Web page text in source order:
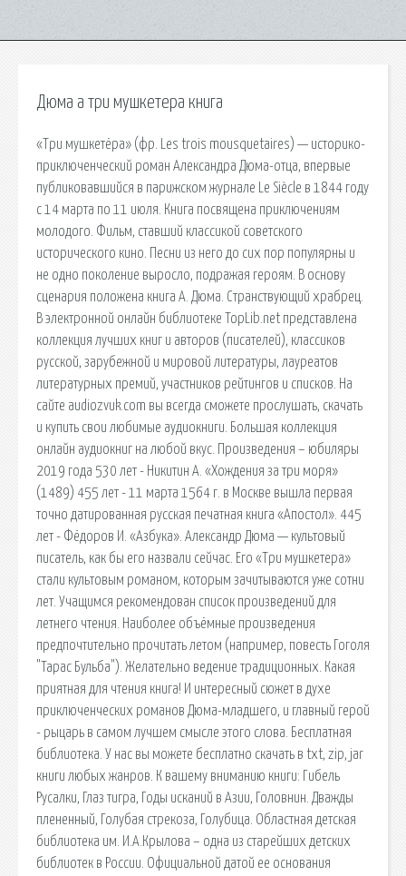
Дюма а три мушкетера книга
«Три мушкетёра» (фр. Les trois mousquetaires) — историко-
приключенческий роман Александра Дюма-отца, впервые
публиковавшийся в парижском журнале Le Siècle в 1844 году
с 14 марта по 11 июля. Книга посвящена приключениям
молодого. Фильм, ставший классикой советского
исторического кино. Песни из него до сих пор популярны и
не одно поколение выросло, подражая героям. В основу
сценария положена книга А. Дюма. Странствующий храбрец.
В электронной онлайн библиотеке TopLib.net представлена
коллекция лучших книг и авторов (писателей), классиков
русской, зарубежной и мировой литературы, лауреатов
литературных премий, участников рейтингов и списков. На
сайте audiozvuk.com вы всегда сможете прослушать, скачать
и купить свои любимые аудиокниги. Большая коллекция
онлайн аудиокниг на любой вкус. Произведения – юбиляры
2019 года 530 лет - Никитин А. «Хождения за три моря»
(1489) 455 лет - 11 марта 1564 г. в Москве вышла первая
точно датированная русская печатная книга «Апостол». 445
лет - Фёдоров И. «Азбука». Александр Дюма — культовый
писатель, как бы его назвали сейчас. Его «Три мушкетера»
стали культовым романом, которым зачитываются уже сотни
лет. Учащимся рекомендован список произведений для
летнего чтения. Наиболее объёмные произведения
предпочтительно прочитать летом (например, повесть Гоголя
"Тарас Бульба"). Желательно ведение традиционных. Какая
приятная для чтения книга! И интересный сюжет в духе
приключенческих романов Дюма-младшего, и главный герой
- рыцарь в самом лучшем смысле этого слова. Бесплатная
библиотека. У нас вы можете бесплатно скачать в txt, zip, jar
книги любых жанров. К вашему вниманию книги: Гибель
Русалки, Глаз тигра, Годы исканий в Азии, Головнин. Дважды
плененный, Голубая стрекоза, Голубица. Областная детская
библиотека им. И.А.Крылова – одна из старейших детских
библиотек в России. Официальной датой ее основания